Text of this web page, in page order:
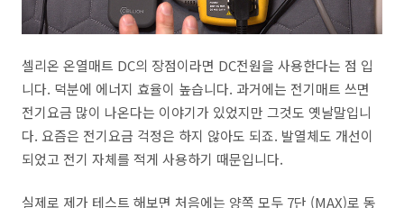
셀리온 온열매트 DC의 장점이라면 DC전원을 사용한다는 점 입
니다. 덕분에 에너지 효율이 높습니다. 과거에는 전기매트 쓰면
전기요금 많이 나온다는 이야기가 있었지만 그것도 옛날말입니
다. 요즘은 전기요금 걱정은 하지 않아도 되죠. 발열체도 개선이
되었고 전기 자체를 적게 사용하기 때문입니다.
실제로 제가 테스트 해보면 처음에는 양쪽 모두 7단 (MAX)로 동